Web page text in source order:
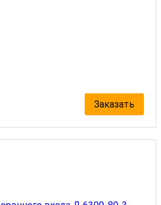
Заказать